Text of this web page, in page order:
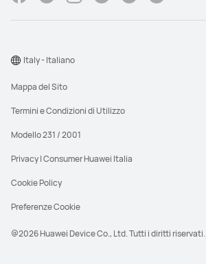
@2026 Huawei Device Co., Ltd. Tutti i diritti riservati.
Mappa del Sito
Termini e Condizioni di Utilizzo
Modello 231 / 2001
Privacy | Consumer Huawei Italia
Cookie Policy
Preferenze Cookie
Italy - Italiano